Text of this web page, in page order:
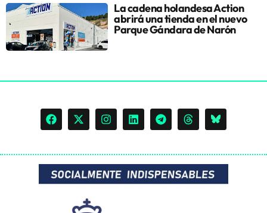
La cadena holandesa Action
abrirá una tienda en el nuevo
Parque Gándara de Narón